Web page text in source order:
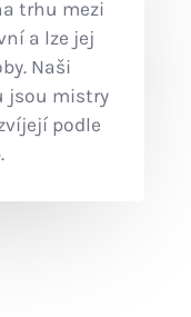
trhu mezi
a lze jej
Naši
jsou mistry
podle